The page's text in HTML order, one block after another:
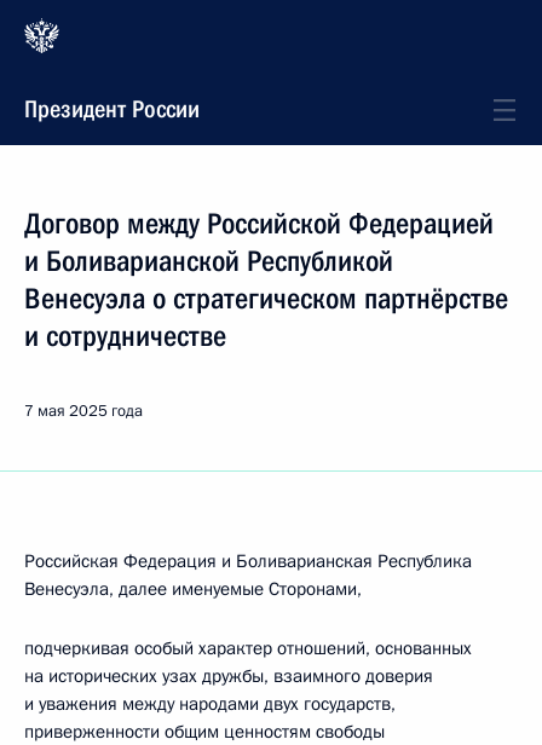
Президент России
Договор между Российской Федерацией
и Боливарианской Республикой
Венесуэла о стратегическом партнёрстве
и сотрудничестве
7 мая 2025 года
Российская Федерация и Боливарианская Республика
Венесуэла, далее именуемые Сторонами,
подчеркивая особый характер отношений, основанных
на исторических узах дружбы, взаимного доверия
и уважения между народами двух государств,
приверженности общим ценностям свободы